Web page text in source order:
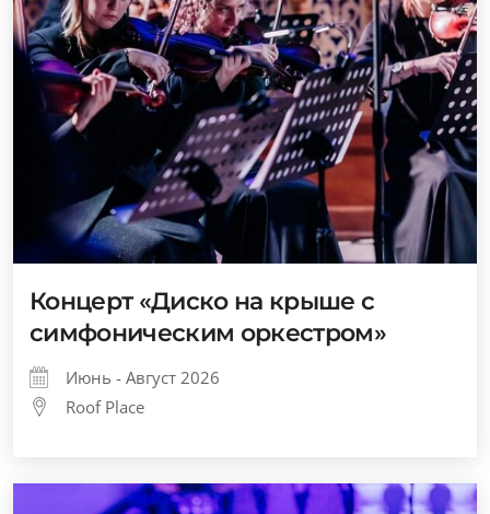
Концерт «Диско на крыше с
симфоническим оркестром»
Июнь - Август 2026
Roof Place